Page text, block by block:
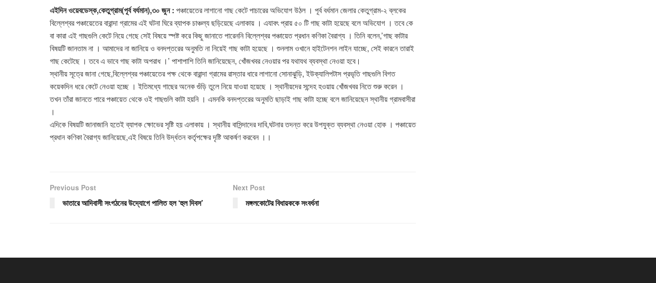
এইদিন ওয়েবডেস্ক,কেতুগ্রাম(পূর্ব বর্ধমান),৩০ জুন : পঞ্চায়েতের লাগানো গাছ কেটে পাচারের অভিযোগ উঠল । পূর্ব বর্ধমান জেলার কেতুগ্রাম-২ ব্লকের
বিল্লেশ্বর পঞ্চায়েতের বারান্দা গ্রামের এই ঘটনা ঘিরে ব্যাপক চাঞ্চল্য ছড়িয়েছে এলাকায় । এযাবৎ প্রায় ৫০ টি গাছ কাটা হয়েছে বলে অভিযোগ । তবে কে
বা কারা এই গাছগুলি কেটে নিয়ে গেছে সেই বিষয়ে স্পষ্ট করে কিছু জানাতে পারেননি বিল্লেশ্বর পঞ্চায়েত প্রধান কণিকা বৈরাগ্য । তিনি বলেন,’গাছ কাটার
বিষয়টি জানতাম না । আমাদের না জানিয়ে ও বনদপ্তরের অনুমতি না নিয়েই গাছ কাটা হয়েছে । শুনলাম ওখানে হাইটেনশন লাইন যাচ্ছে, সেই কারনে তারাই
গাছ কেটেছে । তবে এ ভাবে গাছ কাটা অপরাধ ।’ পাশাপাশি তিনি জানিয়েছেন, খোঁজখবর নেওয়ার পর যথাযথ ব্যবস্থা নেওয়া হবে।
স্থানীয় সূত্রে জানা গেছে,বিল্লেশ্বর পঞ্চায়েতের পক্ষ থেকে বারান্দা গ্রামের রাস্তার ধারে লাগানো সোনাঝুড়ি, ইউক্যালিপটাস প্রভৃতি গাছগুলি বিগত
কয়েকদিন ধরে কেটে নেওয়া হচ্ছে । ইতিমধ্যে গাছের অনেক গুঁড়ি তুলে নিয়ে যাওয়া হয়েছে । স্থানীয়দের সন্দেহ হওয়ায় খোঁজখবর নিতে শুরু করেন ।
তখন তাঁরা জানতে পারে পঞ্চায়েত থেকে ওই গাছগুলি কাটা হয়নি । এমনকি বনদপ্তরের অনুমতি ছাড়াই গাছ কাটা হচ্ছে বলে জানিয়েছেন স্থানীয় গ্রামবাসীরা
।
এদিকে বিষয়টি জানাজানি হতেই ব্যাপক ক্ষোভের সৃষ্টি হয় এলাকায় । স্থানীয় বাসিন্দাদের দাবি,ঘটনার তদন্ত করে উপযুক্ত ব্যবস্থা নেওয়া হোক । পঞ্চায়েত
প্রধান কণিকা বৈরাগ্য জানিয়েছে,এই বিষয়ে তিনি উর্দ্ধতন কর্তৃপক্ষের দৃষ্টি আকর্ষণ করবেন ।।
Previous Post
ভাতারে আদিবাসী সংগঠনের উদ্যোগে পালিত হল ‘হুল দিবস’
Next Post
মঙ্গলকোটের বিধায়ককে সংবর্ধনা